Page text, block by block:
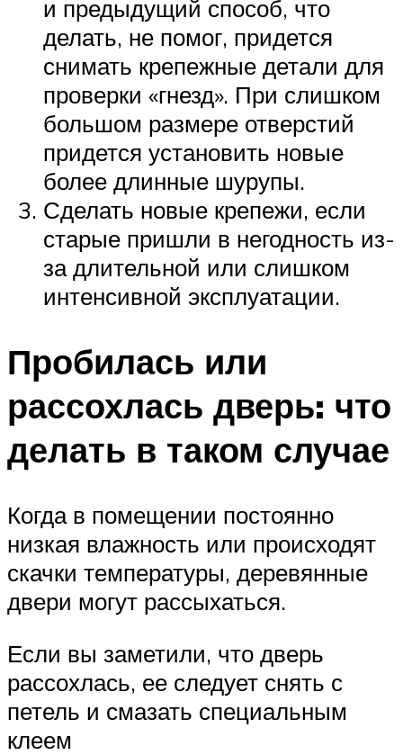
и предыдущий способ, что
делать, не помог, придется
снимать крепежные детали для
проверки «гнезд». При слишком
большом размере отверстий
придется установить новые
более длинные шурупы.
Сделать новые крепежи, если
старые пришли в негодность из-
за длительной или слишком
интенсивной эксплуатации.
Пробилась или
рассохлась дверь: что
делать в таком случае
Когда в помещении постоянно
низкая влажность или происходят
скачки температуры, деревянные
двери могут рассыхаться.
Если вы заметили, что дверь
рассохлась, ее следует снять с
петель и смазать специальным
клеем